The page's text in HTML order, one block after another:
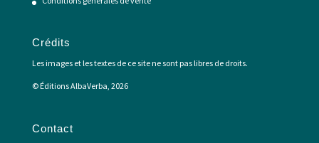
Crédits
Les images et les textes de ce site ne sont pas libres de droits.
© Éditions AlbaVerba, 2026
Contact